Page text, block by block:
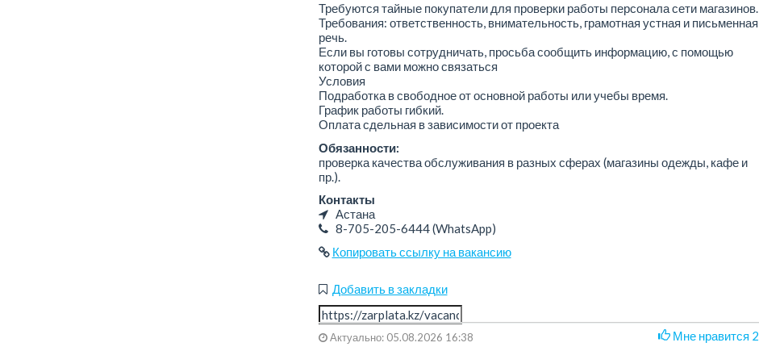
Требуются тайные покупатели для проверки работы персонала сети магазинов.
Требования: ответственность, внимательность, грамотная устная и письменная
речь.
Если вы готовы сотрудничать, просьба сообщить информацию, с помощью
которой с вами можно связаться
Условия
Подработка в свободное от основной работы или учебы время.
График работы гибкий.
Оплата сдельная в зависимости от проекта
Обязанности:
проверка качества обслуживания в разных сферах (магазины одежды, кафе и
пр.).
Контакты
Астана
8-705-205-6444(WhatsApp)
Копировать ссылку на вакансию
Добавить в закладки
Актуально: 05.08.2026 16:38 Мне нравится 2